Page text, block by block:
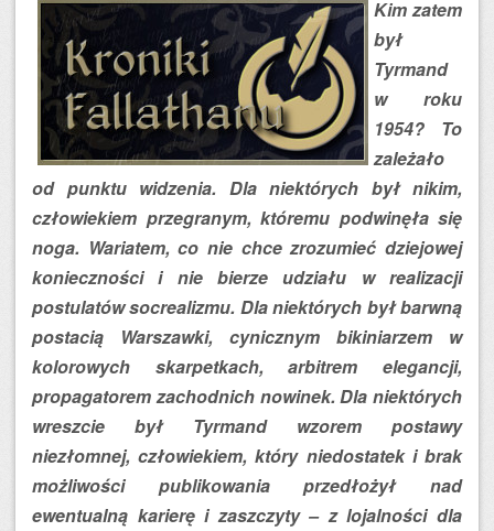
Kim zatem
był
Tyrmand
w roku
1954? To
zależało
od punktu widzenia. Dla niektórych był nikim,
człowiekiem przegranym, któremu podwinęła się
noga. Wariatem, co nie chce zrozumieć dziejowej
konieczności i nie bierze udziału w realizacji
postulatów socrealizmu. Dla niektórych był barwną
postacią Warszawki, cynicznym bikiniarzem w
kolorowych skarpetkach, arbitrem elegancji,
propagatorem zachodnich nowinek. Dla niektórych
wreszcie był Tyrmand wzorem postawy
niezłomnej, człowiekiem, który niedostatek i brak
możliwości publikowania przedłożył nad
ewentualną karierę i zaszczyty – z lojalności dla